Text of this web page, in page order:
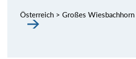
Österreich > Großes